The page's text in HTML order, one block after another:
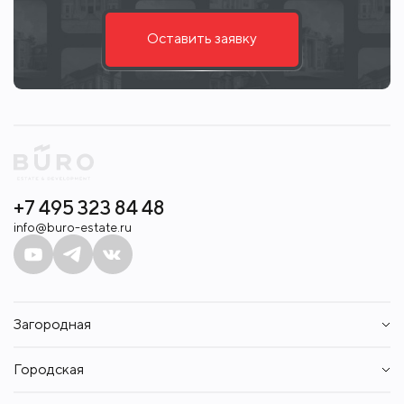
Оставить заявку
+7 495 323 84 48
info@buro-estate.ru
Загородная
Участки
Городская